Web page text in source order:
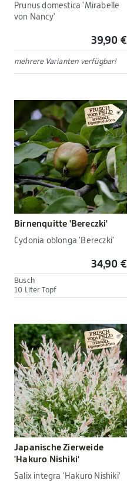
Prunus domestica 'Mirabelle
von Nancy'
39,90 €
mehrere Varianten verfügbar!
Birnenquitte 'Bereczki'
Cydonia oblonga 'Bereczki'
34,90 €
Busch
10 Liter Topf
Japanische Zierweide
'Hakuro Nishiki'
Salix integra 'Hakuro Nishiki'